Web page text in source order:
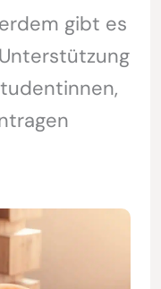
gibt es